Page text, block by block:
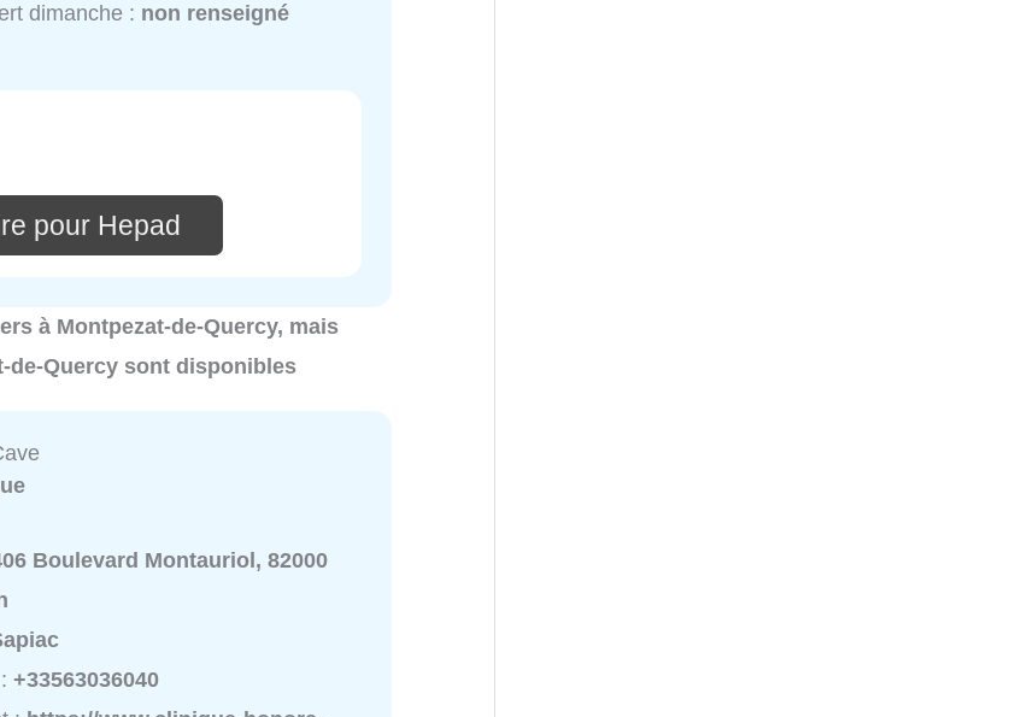
dimanche : non renseigné
pour Hepad
à Montpezat-de-Quercy, mais
de-Quercy sont disponibles
Boulevard Montauriol, 82000
:+33563036040